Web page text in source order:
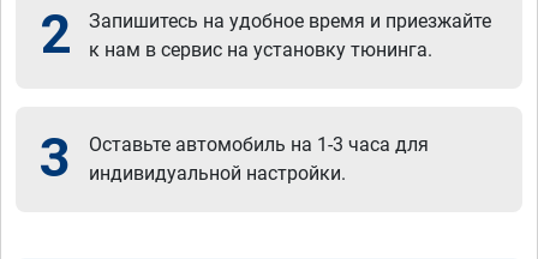
2
Запишитесь на удобное время и приезжайте
к нам в сервис на установку тюнинга.
3
Оставьте автомобиль на 1-3 часа для
индивидуальной настройки.